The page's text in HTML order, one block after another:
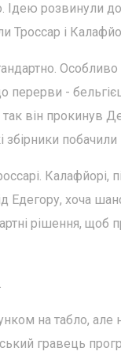
розвинули
Троссар і
Особливо
-
він прокинув
збірники
Калафйорі,
Едегору, хоча
рішення, щоб
на табло, але
гравець